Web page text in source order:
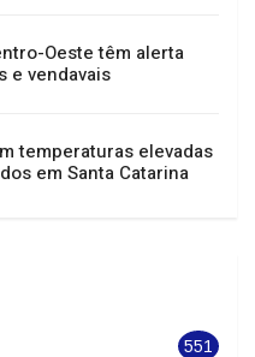
Oeste têm alerta
e vendavais
temperaturas elevadas
em Santa Catarina
551